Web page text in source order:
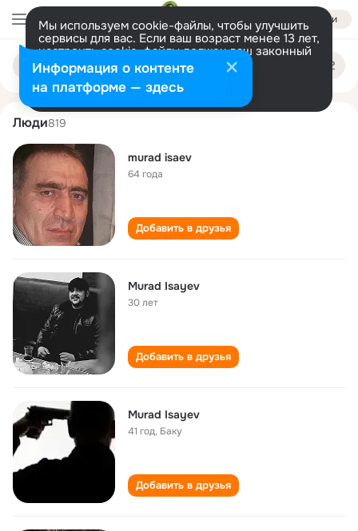
Войти
Мы используем cookie-файлы, чтобы улучшить
сервисы для вас. Если ваш возраст менее 13 лет,
настроить cookie-файлы должен ваш законный
представитель. Больше информации
Разрешить все Настроить
Поиск
людям
murad isaev
Люди819
murad isaev
64 года
Добавить в друзья
Murad Isayev
30 лет
Добавить в друзья
Murad Isayev
41 год, Баку
Добавить в друзья
Информация о контенте
на платформе — здесь